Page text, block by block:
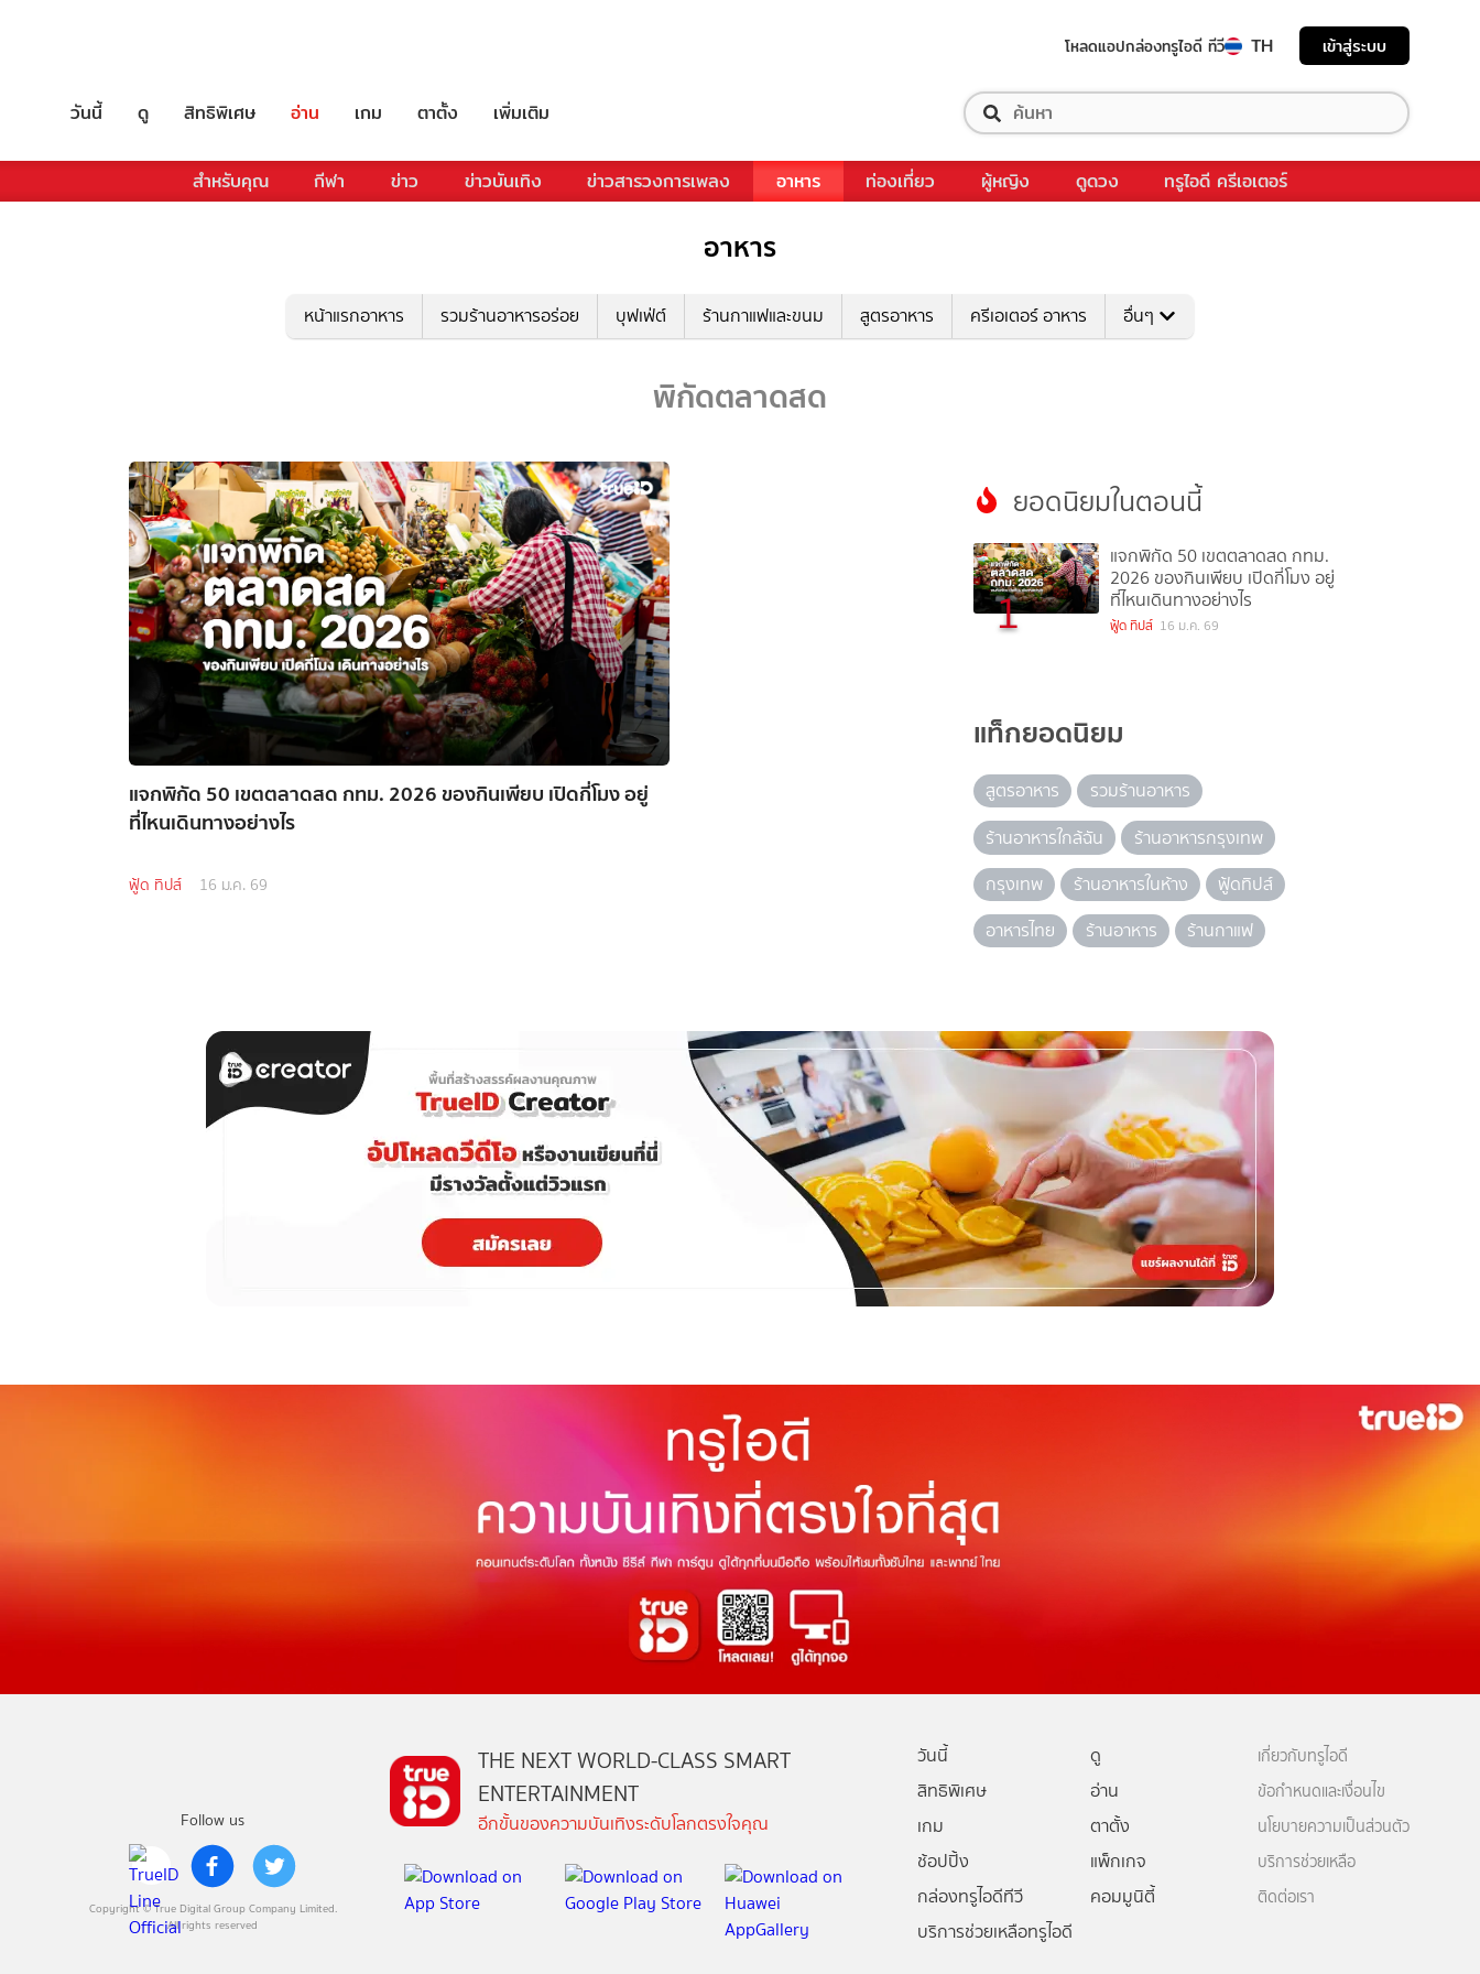
โหลดแอปกล่องทรูไอดี ทีวี TH เข้าสู่ระบบ
วันนี้ ดู สิทธิพิเศษ อ่าน เกม ตาตั้ง เพิ่มเติม
สำหรับคุณ กีฬา ข่าว ข่าวบันเทิง ข่าวสารวงการเพลง อาหาร ท่องเที่ยว ผู้หญิง ดูดวง ทรูไอดี ครีเอเตอร์
อาหาร
หน้าแรกอาหาร รวมร้านอาหารอร่อย บุฟเฟ่ต์ ร้านกาแฟและขนม สูตรอาหาร ครีเอเตอร์ อาหาร อื่นๆ
พิกัดตลาดสด
แจกพิกัด 50 เขตตลาดสด กทม. 2026 ของกินเพียบ เปิดกี่โมง อยู่
ที่ไหนเดินทางอย่างไร
ฟู้ด ทิปส์ 16 ม.ค. 69
ยอดนิยมในตอนนี้
1
แจกพิกัด 50 เขตตลาดสด กทม.
2026 ของกินเพียบ เปิดกี่โมง อยู่
ที่ไหนเดินทางอย่างไร
ฟู้ด ทิปส์ 16 ม.ค. 69
แท็กยอดนิยม
สูตรอาหาร
รวมร้านอาหาร
ร้านอาหารใกล้ฉัน
ร้านอาหารกรุงเทพ
กรุงเทพ
ร้านอาหารในห้าง
ฟู้ดทิปส์
อาหารไทย
ร้านอาหาร ร้านกาแฟ
Follow us
Copyright © True Digital Group Company Limited.
All rights reserved
THE NEXT WORLD-CLASS SMART
ENTERTAINMENT
อีกขั้นของความบันเทิงระดับโลกตรงใจคุณ
วันนี้
ดู
สิทธิพิเศษ
อ่าน
เกม
ตาตั้ง
ช้อปปิ้ง
แพ็กเกจ
กล่องทรูไอดีทีวี
คอมมูนิตี้
บริการช่วยเหลือทรูไอดี
เกี่ยวกับทรูไอดี
ข้อกำหนดและเงื่อนไข
นโยบายความเป็นส่วนตัว
บริการช่วยเหลือ
ติดต่อเรา